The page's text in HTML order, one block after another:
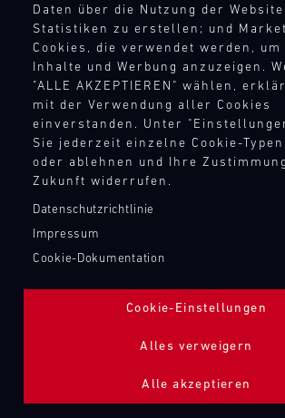
Daten über die Nutzung der Website
Statistiken zu erstellen; und
Cookies, die verwendet werden,
Inhalte und Werbung anzuzeigen.
"ALLE AKZEPTIEREN" wählen,
mit der Verwendung aller Cookies
einverstanden. Unter
Sie jederzeit einzelne Cookie-
oder ablehnen und Ihre
Zukunft widerrufen.
Datenschutzrichtlinie
Impressum
Cookie-Dokumentation
Cookie-Einstellungen
Alles verweigern
Alle akzeptieren
TANKBEFÜLLUNG ZAPFPISTOLE
Bild